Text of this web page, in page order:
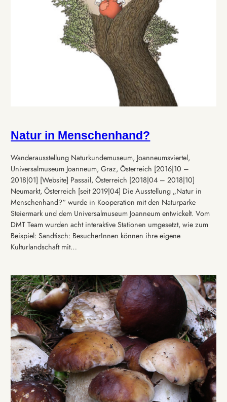
Natur in Menschenhand?
Wanderausstellung Naturkundemuseum, Joanneumsviertel,
Universalmuseum Joanneum, Graz, Österreich [2016|10 –
2018|01] [Website] Passail, Österreich [2018|04 – 2018|10]
Neumarkt, Österreich [seit 2019|04] Die Ausstellung „Natur in
Menschenhand?“ wurde in Kooperation mit den Naturparke
Steiermark und dem Universalmuseum Joanneum entwickelt. Vom
DMT Team wurden acht interaktive Stationen umgesetzt, wie zum
Beispiel: Sandtisch: BesucherInnen können ihre eigene
Kulturlandschaft mit…